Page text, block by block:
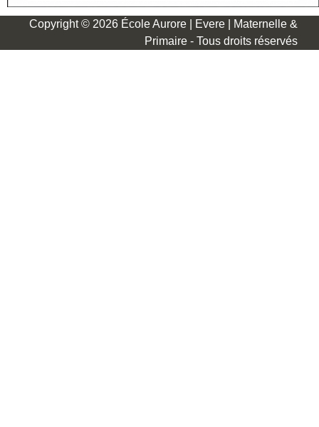
Copyright © 2026 École Aurore | Evere | Maternelle &
Primaire - Tous droits réservés